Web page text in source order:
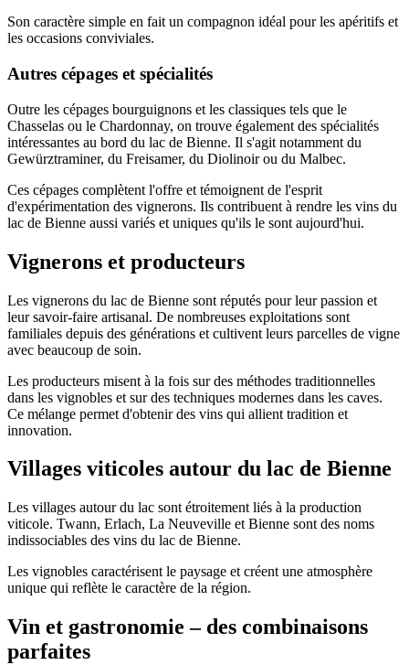
Son caractère simple en fait un compagnon idéal pour les apéritifs et
les occasions conviviales.
Autres cépages et spécialités
Outre les cépages bourguignons et les classiques tels que le
Chasselas ou le Chardonnay, on trouve également des spécialités
intéressantes au bord du lac de Bienne. Il s'agit notamment du
Gewürztraminer, du Freisamer, du Diolinoir ou du Malbec.
Ces cépages complètent l'offre et témoignent de l'esprit
d'expérimentation des vignerons. Ils contribuent à rendre les vins du
lac de Bienne aussi variés et uniques qu'ils le sont aujourd'hui.
Vignerons et producteurs
Les vignerons du lac de Bienne sont réputés pour leur passion et
leur savoir-faire artisanal. De nombreuses exploitations sont
familiales depuis des générations et cultivent leurs parcelles de vigne
avec beaucoup de soin.
Les producteurs misent à la fois sur des méthodes traditionnelles
dans les vignobles et sur des techniques modernes dans les caves.
Ce mélange permet d'obtenir des vins qui allient tradition et
innovation.
Villages viticoles autour du lac de Bienne
Les villages autour du lac sont étroitement liés à la production
viticole. Twann, Erlach, La Neuveville et Bienne sont des noms
indissociables des vins du lac de Bienne.
Les vignobles caractérisent le paysage et créent une atmosphère
unique qui reflète le caractère de la région.
Vin et gastronomie – des combinaisons
parfaites